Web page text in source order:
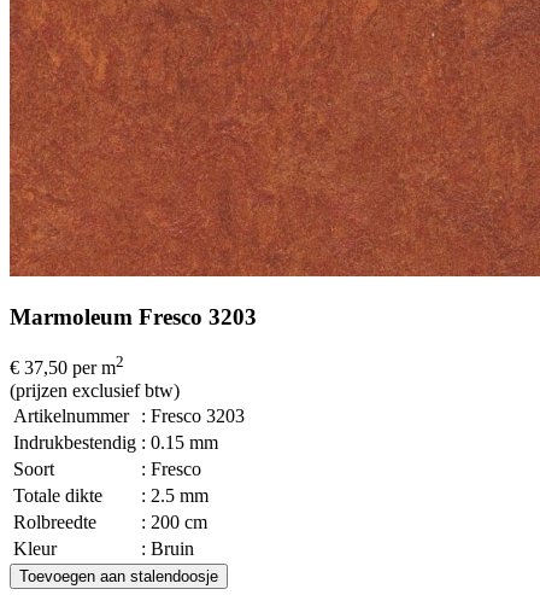
Marmoleum Fresco 3203
€ 37,50 per m2
(prijzen exclusief btw)
Artikelnummer
: Fresco 3203
Indrukbestendig : 0.15 mm
Soort
: Fresco
Totale dikte
: 2.5 mm
Rolbreedte
: 200 cm
Kleur
: Bruin
Toevoegen aan stalendoosje